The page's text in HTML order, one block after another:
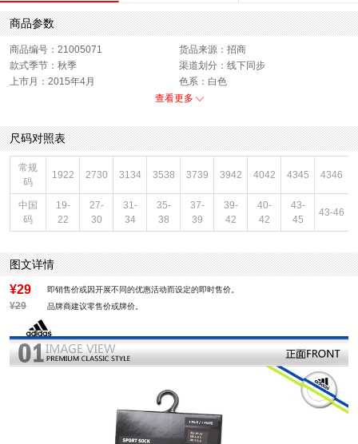
商品参数
商品编号：21005071
货品来源：招商
款式季节：秋季
渠道划分：线下同步
上市月：2015年4月
色系：白色
风格：休闲
查看更多
尺码对照表
常规
码
1922 2730 3134 3538 3739 3942 4042 4345 4346
中国
码
19-
22
27-
30
31-
34
35-
38
37-
39
39-
42
40-
42
43-
45
43-46
图文详情
¥29 即销售价或因开展不同的优惠活动而设定的即时售价。
¥29 品牌商建议零售价或牌价。